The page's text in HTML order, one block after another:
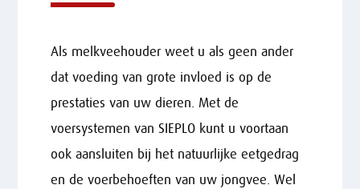
Als melkveehouder weet u als geen ander
dat voeding van grote invloed is op de
prestaties van uw dieren. Met de
voersystemen van SIEPLO kunt u voortaan
ook aansluiten bij het natuurlijke eetgedrag
en de voerbehoeften van uw jongvee. Wel